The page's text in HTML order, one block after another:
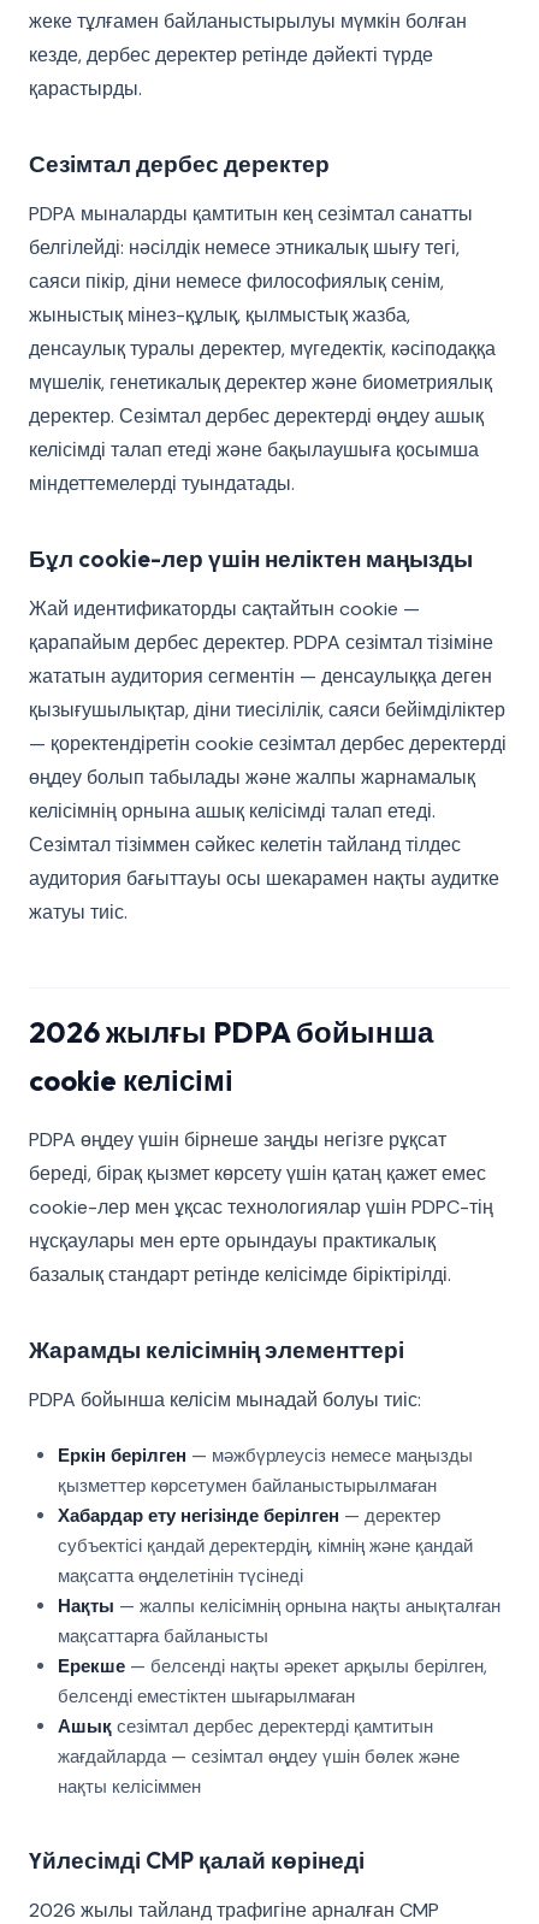
жеке тұлғамен байланыстырылуы мүмкін болған
кезде, дербес деректер ретінде дәйекті түрде
қарастырды.
Сезімтал дербес деректер
PDPA мыналарды қамтитын кең сезімтал санатты
белгілейді: нәсілдік немесе этникалық шығу тегі,
саяси пікір, діни немесе философиялық сенім,
жыныстық мінез-құлық, қылмыстық жазба,
денсаулық туралы деректер, мүгедектік, кәсіподаққа
мүшелік, генетикалық деректер және биометриялық
деректер. Сезімтал дербес деректерді өңдеу ашық
келісімді талап етеді және бақылаушыға қосымша
міндеттемелерді туындатады.
Бұл cookie-лер үшін неліктен маңызды
Жай идентификаторды сақтайтын cookie —
қарапайым дербес деректер. PDPA сезімтал тізіміне
жататын аудитория сегментін — денсаулыққа деген
қызығушылықтар, діни тиесілілік, саяси бейімділіктер
— қоректендіретін cookie сезімтал дербес деректерді
өңдеу болып табылады және жалпы жарнамалық
келісімнің орнына ашық келісімді талап етеді.
Сезімтал тізіммен сәйкес келетін тайланд тілдес
аудитория бағыттауы осы шекарамен нақты аудитке
жатуы тиіс.
2026 жылғы PDPA бойынша
cookie келісімі
PDPA өңдеу үшін бірнеше заңды негізге рұқсат
береді, бірақ қызмет көрсету үшін қатаң қажет емес
cookie-лер мен ұқсас технологиялар үшін PDPC-тің
нұсқаулары мен ерте орындауы практикалық
базалық стандарт ретінде келісімде біріктірілді.
Жарамды келісімнің элементтері
PDPA бойынша келісім мынадай болуы тиіс:
Еркін берілген — мәжбүрлеусіз немесе маңызды
қызметтер көрсетумен байланыстырылмаған
Хабардар ету негізінде берілген — деректер
субъектісі қандай деректердің, кімнің және қандай
мақсатта өңделетінін түсінеді
Нақты — жалпы келісімнің орнына нақты анықталған
мақсаттарға байланысты
Ерекше — белсенді нақты әрекет арқылы берілген,
белсенді еместіктен шығарылмаған
Ашық сезімтал дербес деректерді қамтитын
жағдайларда — сезімтал өңдеу үшін бөлек және
нақты келісіммен
Үйлесімді CMP қалай көрінеді
2026 жылы тайланд трафигіне арналған CMP